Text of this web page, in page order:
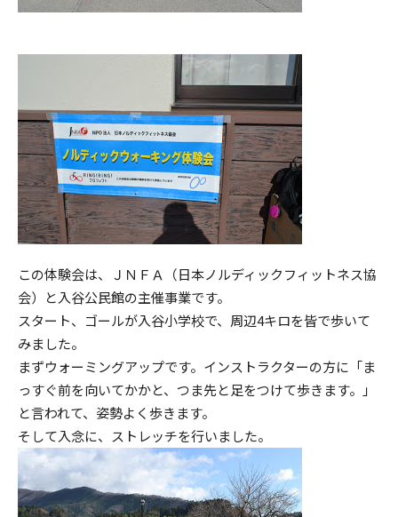
この体験会は、ＪＮＦＡ（日本ノルディックフィットネス協
会）と入谷公民館の主催事業です。
スタート、ゴールが入谷小学校で、周辺4キロを皆で歩いて
みました。
まずウォーミングアップです。インストラクターの方に「ま
っすぐ前を向いてかかと、つま先と足をつけて歩きます。」
と言われて、姿勢よく歩きます。
そして入念に、ストレッチを行いました。